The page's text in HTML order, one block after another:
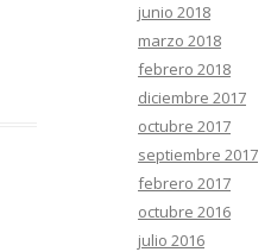
junio 2018
marzo 2018
febrero 2018
diciembre 2017
octubre 2017
septiembre 2017
febrero 2017
octubre 2016
julio 2016